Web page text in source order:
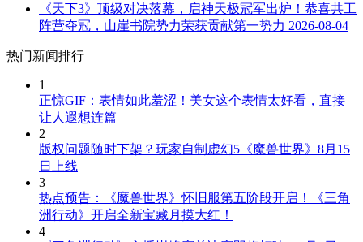
《天下3》顶级对决落幕，启神天极冠军出炉！恭喜共工
阵营夺冠，山崖书院势力荣获贡献第一势力 2026-08-04
热门新闻排行
1
正惊GIF：表情如此羞涩！美女这个表情太好看，直接
让人遐想连篇
2
版权问题随时下架？玩家自制虚幻5《魔兽世界》8月15
日上线
3
热点预告：《魔兽世界》怀旧服第五阶段开启！《三角
洲行动》开启全新宝藏月摸大红！
4